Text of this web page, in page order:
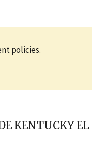
policies.
KENTUCKY